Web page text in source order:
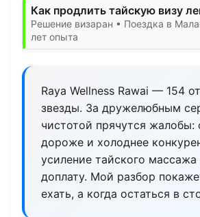
Как продлить тайскую визу
Решение визаран • Поездка в
лет опыта
Raya Wellness Rawai — 154
звезды. За дружелюбным
чистотой прячутся жалобы:
дороже и холоднее
усиление тайского массажа
доплату. Мой разбор
ехать, а когда остаться в